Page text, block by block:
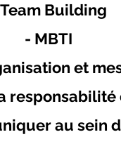
Building
- MBTI
et
responsabilité
au sein